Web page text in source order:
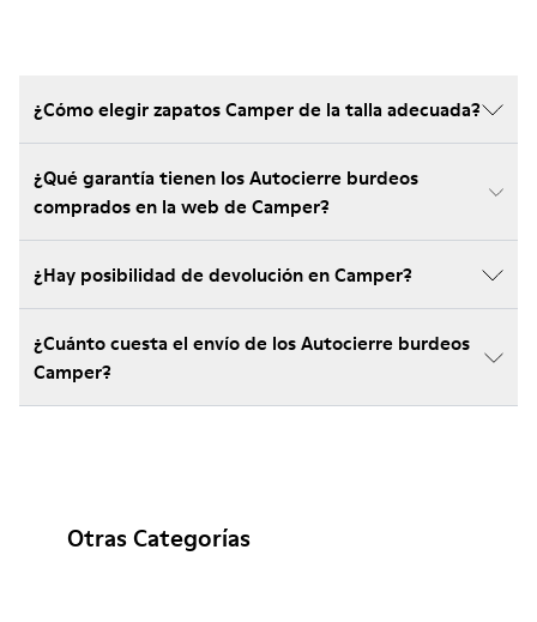
¿Cómo elegir zapatos Camper de la talla adecuada?
¿Qué garantía tienen los Autocierre burdeos
comprados en la web de Camper?
¿Hay posibilidad de devolución en Camper?
¿Cuánto cuesta el envío de los Autocierre burdeos
Camper?
Otras Categorías